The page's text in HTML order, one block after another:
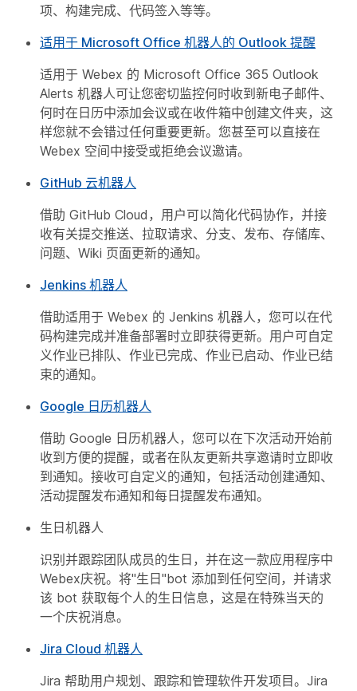
项、构建完成、代码签入等等。
适用于 Microsoft Office 机器人的 Outlook 提醒
适用于 Webex 的 Microsoft Office 365 Outlook
Alerts 机器人可让您密切监控何时收到新电子邮件、
何时在日历中添加会议或在收件箱中创建文件夹，这
样您就不会错过任何重要更新。您甚至可以直接在
Webex 空间中接受或拒绝会议邀请。
GitHub 云机器人
借助 GitHub Cloud，用户可以简化代码协作，并接
收有关提交推送、拉取请求、分支、发布、存储库、
问题、Wiki 页面更新的通知。
Jenkins 机器人
借助适用于 Webex 的 Jenkins 机器人，您可以在代
码构建完成并准备部署时立即获得更新。用户可自定
义作业已排队、作业已完成、作业已启动、作业已结
束的通知。
Google 日历机器人
借助 Google 日历机器人，您可以在下次活动开始前
收到方便的提醒，或者在队友更新共享邀请时立即收
到通知。接收可自定义的通知，包括活动创建通知、
活动提醒发布通知和每日提醒发布通知。
生日机器人
识别并跟踪团队成员的生日，并在这一款应用程序中
Webex庆祝。将"生日"bot 添加到任何空间，并请求
该 bot 获取每个人的生日信息，这是在特殊当天的
一个庆祝消息。
Jira Cloud 机器人
Jira 帮助用户规划、跟踪和管理软件开发项目。Jira